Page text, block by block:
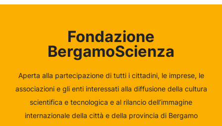
Fondazione
BergamoScienza
Aperta alla partecipazione di tutti i cittadini, le imprese, le
associazioni e gli enti interessati alla diffusione della cultura
scientifica e tecnologica e al rilancio dell’immagine
internazionale della città e della provincia di Bergamo